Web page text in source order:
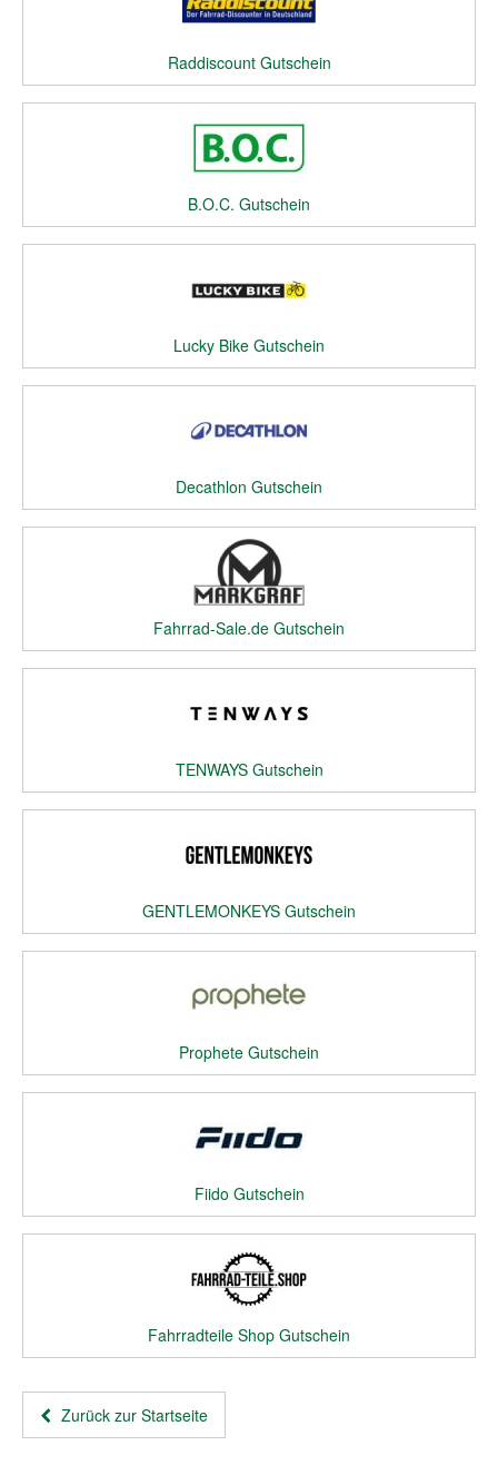
Raddiscount Gutschein
B.O.C. Gutschein
Lucky Bike Gutschein
Decathlon Gutschein
Fahrrad-Sale.de Gutschein
TENWAYS Gutschein
GENTLEMONKEYS Gutschein
Prophete Gutschein
Fiido Gutschein
Fahrradteile Shop Gutschein
Zurück zur Startseite